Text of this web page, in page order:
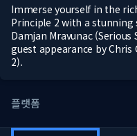
Immerse yourself in the
Principle 2 with a
Damjan Mravunac
guest appearance by
2).
플랫폼